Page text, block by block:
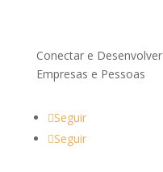
Conectar e Desenvolver
Empresas e Pessoas
Seguir
Seguir